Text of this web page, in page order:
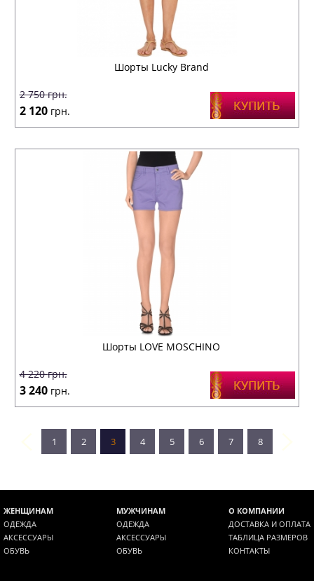
Шорты Lucky Brand
2 750грн.
2 120 грн.
Шорты LOVE MOSCHINO
4 220грн.
3 240 грн.
1 2 3 4 5 6 7 8
ЖЕНЩИНАМ
ОДЕЖДА
АКСЕССУАРЫ
ОБУВЬ
МУЖЧИНАМ
ОДЕЖДА
АКСЕССУАРЫ
ОБУВЬ
О КОМПАНИИ
ДОСТАВКА И ОПЛАТА
ТАБЛИЦА РАЗМЕРОВ
КОНТАКТЫ